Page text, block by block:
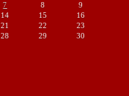
7 8
9
14 15
16
21 22
23
28 29
30